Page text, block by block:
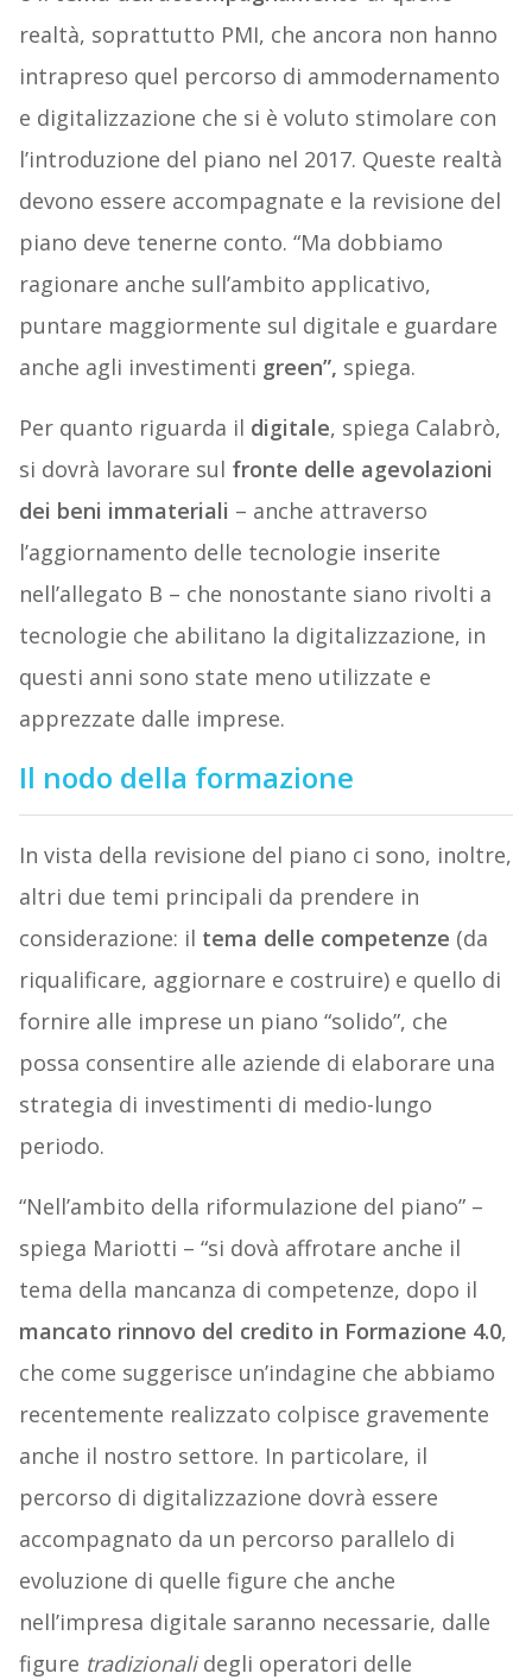
realtà, soprattutto PMI, che ancora non hanno
intrapreso quel percorso di ammodernamento
e digitalizzazione che si è voluto stimolare con
l’introduzione del piano nel 2017. Queste realtà
devono essere accompagnate e la revisione del
piano deve tenerne conto. “Ma dobbiamo
ragionare anche sull’ambito applicativo,
puntare maggiormente sul digitale e guardare
anche agli investimenti green”, spiega.
Per quanto riguarda il digitale, spiega Calabrò,
si dovrà lavorare sul fronte delle agevolazioni
dei beni immateriali – anche attraverso
l’aggiornamento delle tecnologie inserite
nell’allegato B – che nonostante siano rivolti a
tecnologie che abilitano la digitalizzazione, in
questi anni sono state meno utilizzate e
apprezzate dalle imprese.
Il nodo della formazione
In vista della revisione del piano ci sono, inoltre,
altri due temi principali da prendere in
considerazione: il tema delle competenze (da
riqualificare, aggiornare e costruire) e quello di
fornire alle imprese un piano “solido”, che
possa consentire alle aziende di elaborare una
strategia di investimenti di medio-lungo
periodo.
“Nell’ambito della riformulazione del piano” –
spiega Mariotti – “si dovà affrotare anche il
tema della mancanza di competenze, dopo il
mancato rinnovo del credito in Formazione 4.0,
che come suggerisce un’indagine che abbiamo
recentemente realizzato colpisce gravemente
anche il nostro settore. In particolare, il
percorso di digitalizzazione dovrà essere
accompagnato da un percorso parallelo di
evoluzione di quelle figure che anche
nell’impresa digitale saranno necessarie, dalle
figure tradizionalidegli operatori delle